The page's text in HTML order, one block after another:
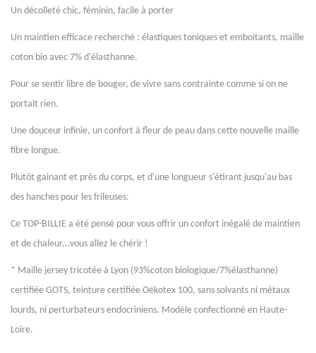
Un décolleté chic, féminin, facile à porter
Un maintien efficace recherché : élastiques toniques et emboitants, maille
coton bio avec 7% d'élasthanne.
Pour se sentir libre de bouger, de vivre sans contrainte comme si on ne
portait rien.
Une douceur infinie, un confort à fleur de peau dans cette nouvelle maille
fibre longue.
Plutôt gainant et près du corps, et d'une longueur s'étirant jusqu'au bas
des hanches pour les frileuses.
Ce TOP-BILLIE a été pensé pour vous offrir un confort inégalé de maintien
et de chaleur...vous allez le chérir !
* Maille jersey tricotée à Lyon (93%coton biologique/7%élasthanne)
certifiée GOTS, teinture certifiée Oëkotex 100, sans solvants ni métaux
lourds, ni perturbateurs endocriniens. Modèle confectionné en Haute-
Loire.